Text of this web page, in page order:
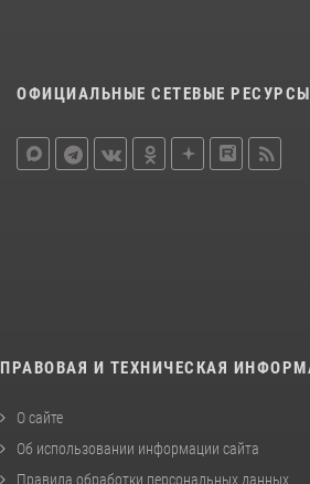
ОФИЦИАЛЬНЫЕ СЕТЕВЫЕ РЕСУРСЫ
ПРАВОВАЯ И ТЕХНИЧЕСКАЯ
О сайте
Об использовании информации сайта
Правила обработки персональных данных